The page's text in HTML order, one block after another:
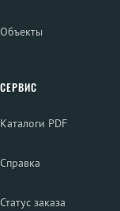
Объекты
СЕРВИС
Каталоги PDF
Справка
Статус заказа